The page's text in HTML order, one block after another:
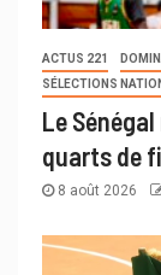
ACTUS 221
SÉLECTIONS
Le
quarts de
8 août 2026